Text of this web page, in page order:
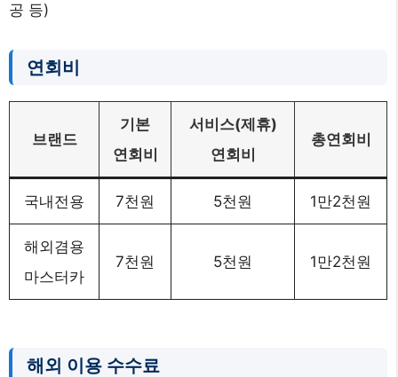
공 등)
연회비
브랜드
기본
연회비
서비스(제휴)
연회비
총연회비
국내전용 7천원 5천원 1만2천원
해외겸용
마스터카
7천원 5천원 1만2천원
해외 이용 수수료